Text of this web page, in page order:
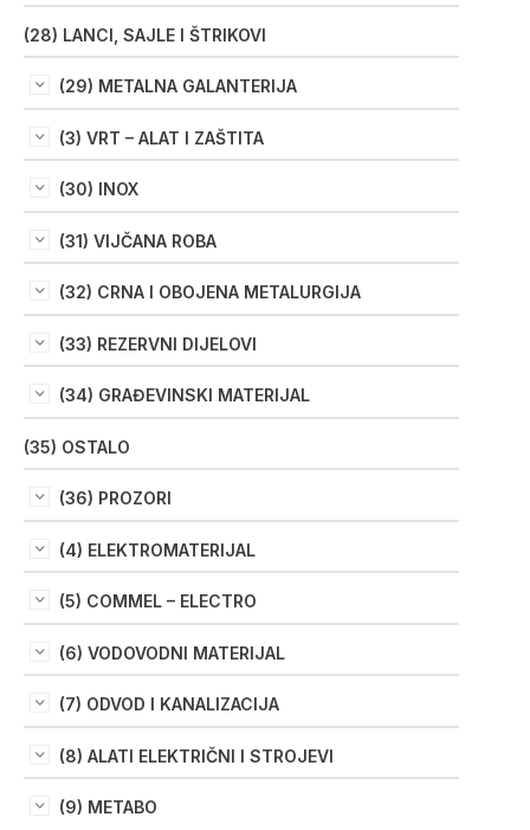
(28) LANCI, SAJLE I ŠTRIKOVI
(29) METALNA GALANTERIJA
(3) VRT – ALAT I ZAŠTITA
(30) INOX
(31) VIJČANA ROBA
(32) CRNA I OBOJENA METALURGIJA
(33) REZERVNI DIJELOVI
(34) GRAĐEVINSKI MATERIJAL
(35) OSTALO
(36) PROZORI
(4) ELEKTROMATERIJAL
(5) COMMEL – ELECTRO
(6) VODOVODNI MATERIJAL
(7) ODVOD I KANALIZACIJA
(8) ALATI ELEKTRIČNI I STROJEVI
(9) METABO